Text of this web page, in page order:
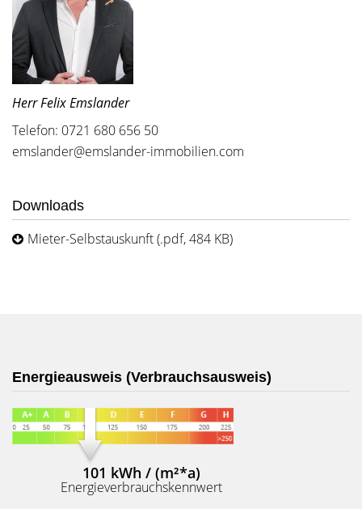
Herr Felix Emslander
Telefon: 0721 680 656 50
emslander@emslander-immobilien.com
Downloads
Mieter-Selbstauskunft (.pdf, 484 KB)
Energieausweis (Verbrauchsausweis)
101 kWh / (m²*a)
Energieverbrauchskennwert